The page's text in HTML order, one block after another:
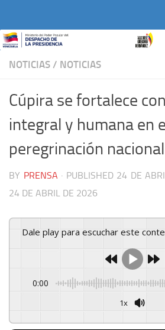
NOTICIAS / NOTICIAS
Cúpira se fortalece
integral y humana en
peregrinación nacional
BY PRENSA · PUBLISHED 24 DE
24 DE ABRIL DE 2026
Dale play para escuchar este
0:00
1x